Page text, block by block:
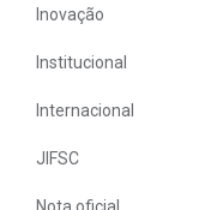
Inovação
Institucional
Internacional
JIFSC
Nota oficial